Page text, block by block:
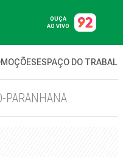
OUÇA
AO VIVO
ESPAÇO DO
PARANHANA